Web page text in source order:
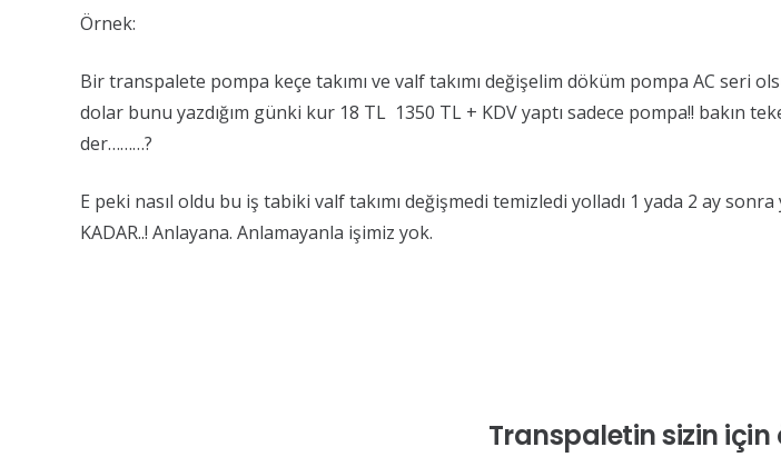
Örnek:
Bir transpalete pompa keçe takımı ve valf takımı değişelim döküm pompa AC seri
dolar bunu yazdığım günki kur 18 TL 1350 TL + KDV yaptı sadece pompa!! bakın
der………?
E peki nasıl oldu bu iş tabiki valf takımı değişmedi temizledi yolladı 1 yada 2 ay
KADAR..! Anlayana. Anlamayanla işimiz yok.
Transpaletin sizin